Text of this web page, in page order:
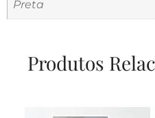
Preta
Produtos